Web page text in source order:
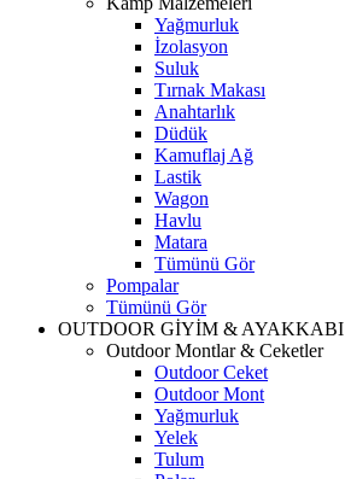
Yağmurluk
İzolasyon
Suluk
Tırnak Makası
Anahtarlık
Düdük
Kamuflaj Ağ
Lastik
Wagon
Havlu
Matara
Tümünü Gör
Pompalar
Tümünü Gör
OUTDOOR GİYİM & AYAKKABI
Outdoor Montlar & Ceketler
Outdoor Ceket
Outdoor Mont
Yağmurluk
Yelek
Tulum